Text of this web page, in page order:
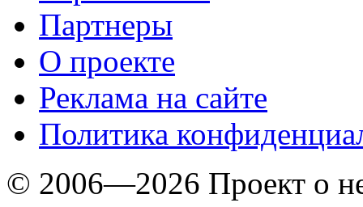
Партнеры
O проекте
Реклама на сайте
Политика
© 2006—2026 Проект о